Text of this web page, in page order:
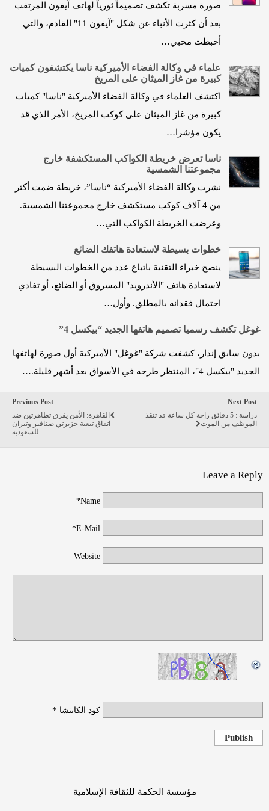
صورة مسربة تكشف تصميماً ثورياً لهاتف آيفون المرتقب
بعد أن كثرت الأنباء عن شكل "آيفون 11" القادم، والتي
أحبطت محبي…
علماء في وكالة الفضاء الأميركية ناسا يكتشفون كميات
كبيرة من غاز الميثان على المريخ
اكتشف العلماء في وكالة الفضاء الأميركية "ناسا" كميات
كبيرة من غاز الميثان على كوكب المريخ، الأمر الذي قد
يكون مؤشرا…
ناسا تعرض خريطة الكواكب المستكشفة خارج
مجموعتنا الشمسية
نشرت وكالة الفضاء الأميركية “ناسا”، خريطة ضمت أكثر
من 4 آلاف كوكب مستكشف خارج مجموعتنا الشمسية.
وعرضت الخريطة الكواكب التي…
خطوات بسيطة لاستعادة هاتفك الضائع
ينصح خبراء التقنية باتباع عدد من الخطوات البسيطة
لاستعادة هاتف "الأندرويد" المسروق أو الضائع، أو تفادي
احتمال فقدانه بالمطلق. وأول…
غوغل تكشف رسميا تصميم هاتفها الجديد “بيكسل 4”
بدون سابق إنذار، كشفت شركة "غوغل" الأميركية أول صورة لهاتفها
الجديد "بيكسل 4"، المنتظر طرحه في الأسواق بعد أشهر قليلة.…
Previous Post
القاهرة: الأمن يفرق تظاهرتين ضد
اتفاق تبعية جزيرتي صنافير وتيران
للسعودية
Next Post
دراسة : 5 دقائق راحة كل ساعة قد تنقذ
الموظف من الموت
Leave a Reply
Name*
E-Mail*
Website
كود الكابتشا *
Publish
مؤسسة الحكمة للثقافة الإسلامية